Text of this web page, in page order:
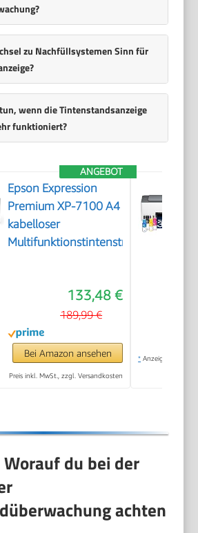
zu Nachfüllsystemen Sinn für
wenn die Tintenstandsanzeige
funktioniert?
ANGEBOT
Epson Expression
Premium XP-7100 A4
kabelloser
Multifunktionstintenstrahldrucker
133,48 €
189,99 €
Bei Amazon ansehen
Preis inkl. MwSt., zzgl. Versandkosten
* Anzeige
du bei der
achten